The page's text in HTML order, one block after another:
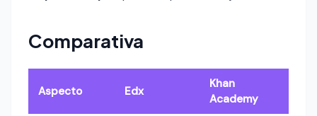
Comparativa
Aspecto Edx
Khan
Academy